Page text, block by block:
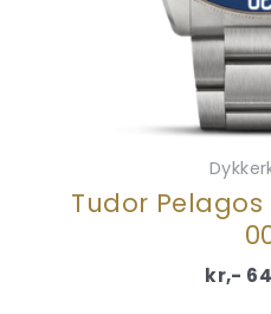
Tudor Pelagos
kr,-